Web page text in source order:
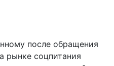
после обращения
рынке соцпитания